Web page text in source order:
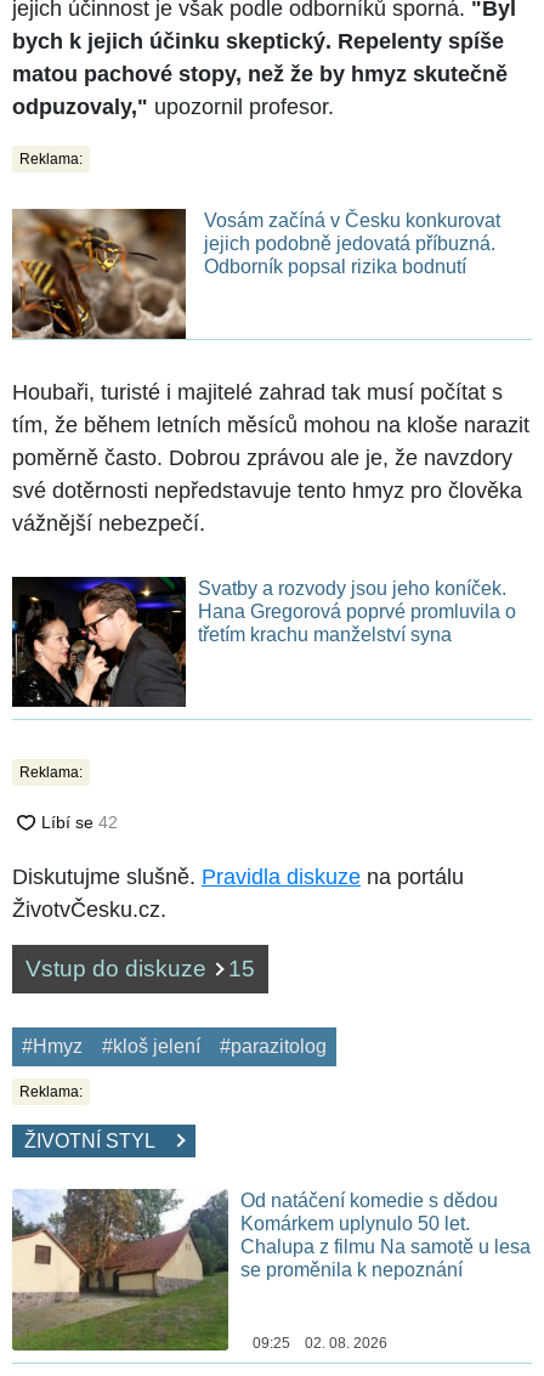
jejich účinnost je však podle odborníků sporná. "Byl
bych k jejich účinku skeptický. Repelenty spíše
matou pachové stopy, než že by hmyz skutečně
odpuzovaly," upozornil profesor.
Reklama:
Vosám začíná v Česku konkurovat
jejich podobně jedovatá příbuzná.
Odborník popsal rizika bodnutí
Houbaři, turisté i majitelé zahrad tak musí počítat s
tím, že během letních měsíců mohou na kloše narazit
poměrně často. Dobrou zprávou ale je, že navzdory
své dotěrnosti nepředstavuje tento hmyz pro člověka
vážnější nebezpečí.
Svatby a rozvody jsou jeho koníček.
Hana Gregorová poprvé promluvila o
třetím krachu manželství syna
Reklama:
Diskutujme slušně. Pravidla diskuze na portálu
ŽivotvČesku.cz.
Vstup do diskuze 15
#Hmyz #kloš jelení #parazitolog
Reklama:
ŽIVOTNÍ STYL
Od natáčení komedie s dědou
Komárkem uplynulo 50 let.
Chalupa z filmu Na samotě u lesa
se proměnila k nepoznání
09:25 02. 08. 2026